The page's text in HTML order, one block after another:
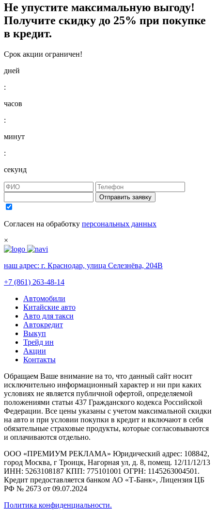
Не упустите максимальную выгоду!
Получите скидку до 25% при покупке
в кредит.
Срок акции ограничен!
дней
:
часов
:
минут
:
секунд
Отправить заявку
Согласен на обработку персональных данных
×
наш адрес: г. Краснодар, улица Селезнёва, 204В
+7 (861) 263-48-14
Автомобили
Китайские авто
Авто для такси
Автокредит
Выкуп
Трейд ин
Акции
Контакты
Обращаем Ваше внимание на то, что данный сайт носит
исключительно информационный характер и ни при каких
условиях не является публичной офертой, определяемой
положениями статьи 437 Гражданского кодекса Российской
Федерации. Все цены указаны с учетом максимальной скидки
на авто и при условии покупки в кредит и включают в себя
обязательные страховые продукты, которые согласовываются
и оплачиваются отдельно.
ООО «ПРЕМИУМ РЕКЛАМА» Юридический адрес: 108842,
город Москва, г Троицк, Нагорная ул, д. 8, помещ. 12/11/12/13
ИНН: 5263108187 КПП: 775101001 ОГРН: 1145263004501.
Кредит предоставляется банком АО «Т-Банк», Лицензия ЦБ
РФ № 2673 от 09.07.2024
Политика конфиденциальности.